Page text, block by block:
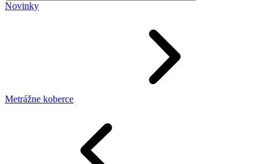
Novinky
Metrážne koberce